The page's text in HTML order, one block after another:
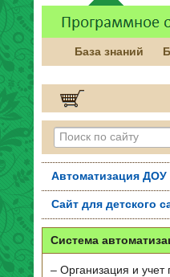
База знаний
Автоматизация ДОУ
Сайт для детского
Система
– Организация и учет